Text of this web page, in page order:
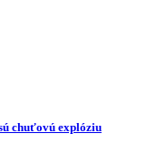
chuťovú explóziu